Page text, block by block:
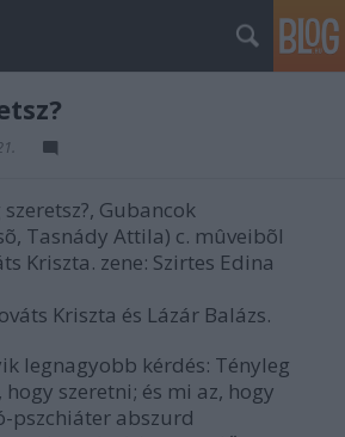
Gubancok
Tasnády Attila) c. mûveibõl
Kriszta. zene: Szirtes Edina
Kriszta és Lázár Balázs.
legnagyobb kérdés: Tényleg
hogy szeretni; és mi az, hogy
pszchiáter abszurd